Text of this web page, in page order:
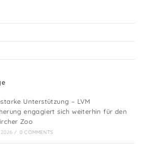
Unterstützung – LVM
engagiert sich weiterhin für den
Zoo
/ 0 COMMENTS